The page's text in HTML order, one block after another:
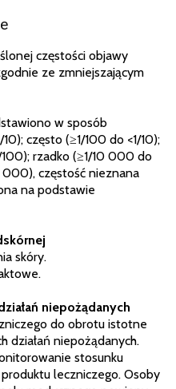
częstości objawy
ze zmniejszającym
w sposób
często (≥1/100 do <1/10);
rzadko (≥1/10 000 do
000), częstość nieznana
na podstawie
skóry.
niepożądanych
do obrotu istotne
działań niepożądanych.
stosunku
leczniczego. Osoby